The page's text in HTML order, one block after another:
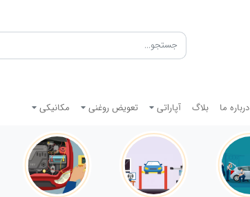
درباره ما بلاگ آپاراتی تعویض روغنی مکانیکی